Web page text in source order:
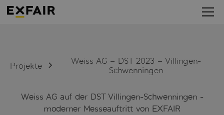
Projekte
Weiss AG – DST 2023 – Villingen-
Schwenningen
Weiss AG auf der DST Villingen-Schwenningen -
moderner Messeauftritt von EXFAIR